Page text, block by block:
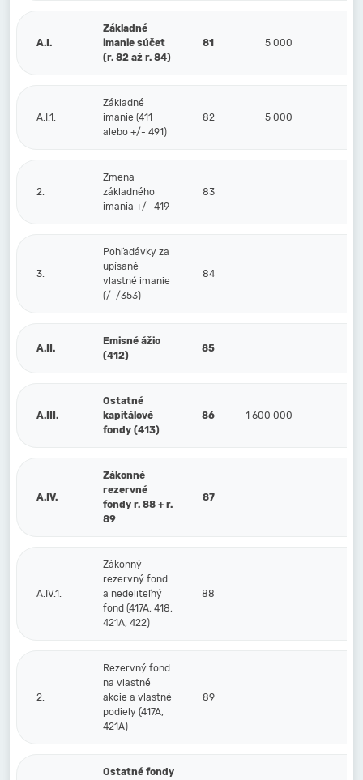
A.I.
Základné
imanie súčet
(r. 82 až r. 84)
81 5 000
A.I.1.
Základné
imanie (411
alebo +/- 491)
82 5 000
2.
Zmena
základného
imania +/- 419
83
3.
Pohľadávky za
upísané
vlastné imanie
(/-/353)
84
A.II.
Emisné ážio
(412)
85
A.III.
Ostatné
kapitálové
fondy (413)
86 1 600 000
A.IV.
Zákonné
rezervné
fondy r. 88 + r.
89
87
A.IV.1.
Zákonný
rezervný fond
a nedeliteľný
fond (417A, 418,
421A, 422)
88
2.
Rezervný fond
na vlastné
akcie a vlastné
podiely (417A,
421A)
89
Ostatné fondy